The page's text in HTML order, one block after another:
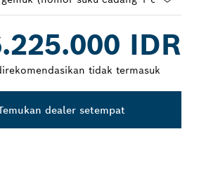
IDR
tidak termasuk
dealer setempat